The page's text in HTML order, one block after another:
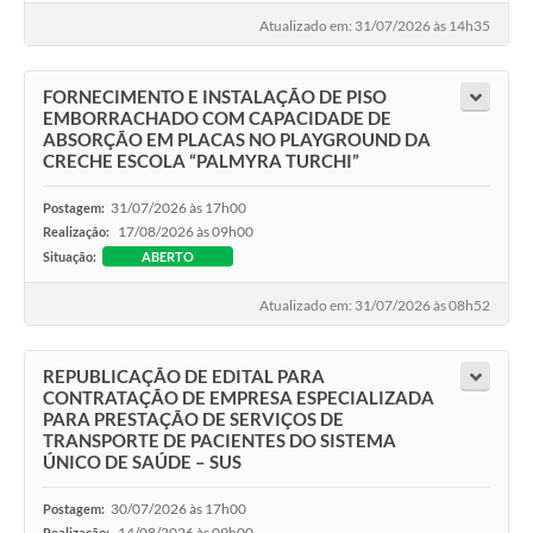
Atualizado em: 31/07/2026 às 14h35
FORNECIMENTO E INSTALAÇÃO DE PISO
EMBORRACHADO COM CAPACIDADE DE
ABSORÇÃO EM PLACAS NO PLAYGROUND DA
CRECHE ESCOLA “PALMYRA TURCHI”
Postagem: 31/07/2026 às 17h00
Realização: 17/08/2026 às 09h00
Situação: ABERTO
Atualizado em: 31/07/2026 às 08h52
REPUBLICAÇÃO DE EDITAL PARA
CONTRATAÇÃO DE EMPRESA ESPECIALIZADA
PARA PRESTAÇÃO DE SERVIÇOS DE
TRANSPORTE DE PACIENTES DO SISTEMA
ÚNICO DE SAÚDE – SUS
Postagem: 30/07/2026 às 17h00